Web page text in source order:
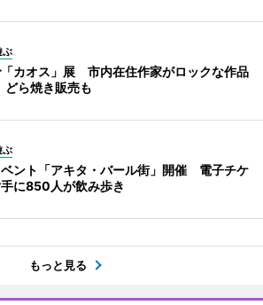
ぶ
カオス」展 市内在住作家がロックな作品
ら焼き販売も
ぶ
ント「アキタ・バール街」開催 電子チケ
に850人が飲み歩き
もっと見る